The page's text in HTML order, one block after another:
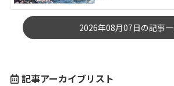
2026年08月07日の記事
記事アーカイブリスト